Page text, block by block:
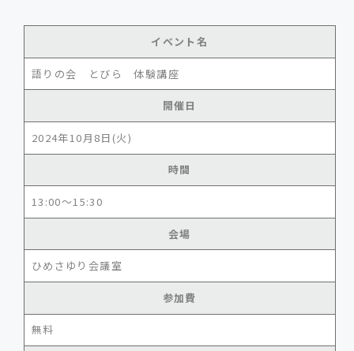
イベント名
語りの会 とびら 体験講座
開催日
2024年10月8日(火)
時間
13:00～15:30
会場
ひめさゆり会議室
参加費
無料